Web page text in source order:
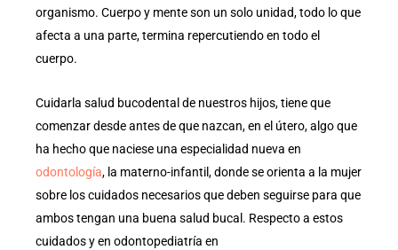
organismo. Cuerpo y mente son un solo unidad, todo lo que
afecta a una parte, termina repercutiendo en todo el
cuerpo.
Cuidarla salud bucodental de nuestros hijos, tiene que
comenzar desde antes de que nazcan, en el útero, algo que
ha hecho que naciese una especialidad nueva en
odontología, la materno-infantil, donde se orienta a la mujer
sobre los cuidados necesarios que deben seguirse para que
ambos tengan una buena salud bucal. Respecto a estos
cuidados y en odontopediatría en